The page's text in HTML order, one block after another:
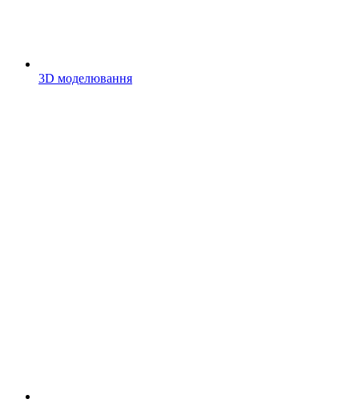
3D моделювання